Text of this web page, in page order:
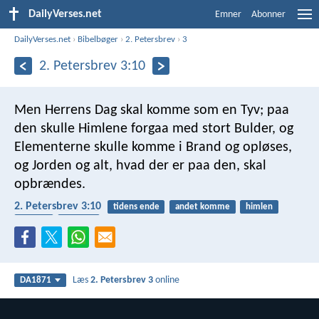
DailyVerses.net Emner Abonner
DailyVerses.net › Bibelbøger ›2. Petersbrev ›3
2. Petersbrev 3:10
Men Herrens Dag skal komme som en Tyv; paa
den skulle Himlene forgaa med stort Bulder, og
Elementerne skulle komme i Brand og opløses,
og Jorden og alt, hvad der er paa den, skal
opbrændes.
2. Petersbrev 3:10 tidens ende andet komme
himlen
DA1871 Læs2. Petersbrev 3 online